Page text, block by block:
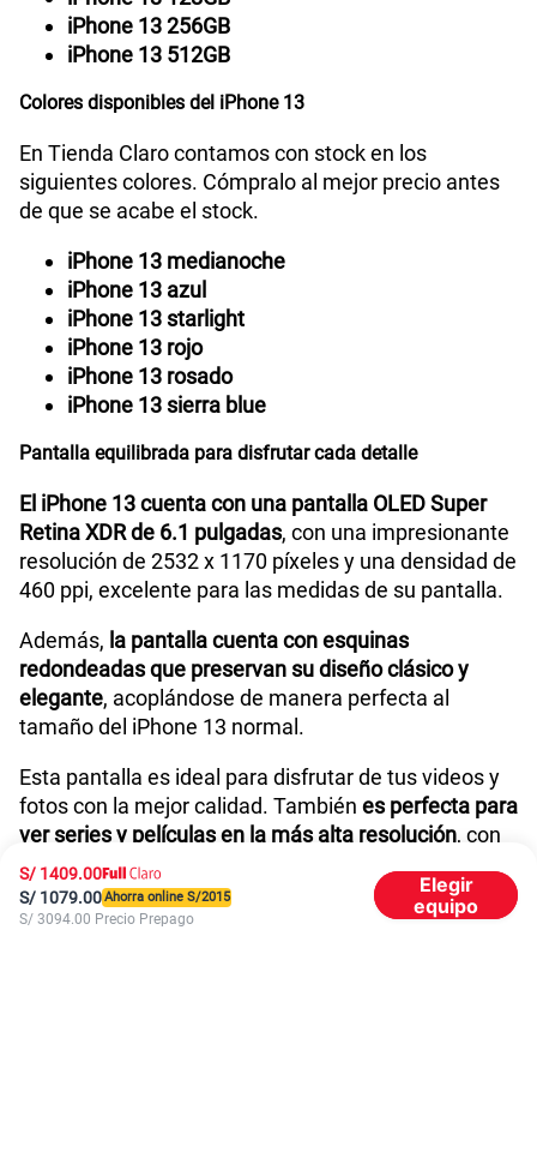
Cámara de fotos Frontal
Capacidad Memoria Interna 128 GB / 256 GB / 512 GB
Reconocimiento Facial
la caja
Lightning - Documentación
Carga
rápida
Hasta un 50% de carga en 30 minutos10 con un
adaptador de 20 W o superior (se vende por
separado)
Potencia en Watts
Compatibilidad con eSIM Sí
iPhone 13 256GB
iPhone 13 512GB
Colores disponibles del iPhone 13
En Tienda Claro contamos con stock en los
siguientes colores. Cómpralo al mejor precio antes
de que se acabe el stock.
iPhone 13 medianoche
iPhone 13 azul
iPhone 13 starlight
iPhone 13 rojo
iPhone 13 rosado
iPhone 13 sierra blue
Pantalla equilibrada para disfrutar cada detalle
El iPhone 13 cuenta con una pantalla OLED Super
Retina XDR de 6.1 pulgadas, con una impresionante
resolución de 2532 x 1170 píxeles y una densidad de
460 ppi, excelente para las medidas de su pantalla.
Además, la pantalla cuenta con esquinas
redondeadas que preservan su diseño clásico y
elegante, acoplándose de manera perfecta al
tamaño del iPhone 13 normal.
Esta pantalla es ideal para disfrutar de tus videos y
fotos con la mejor calidad. También es perfecta para
ver series y películas en la más alta resolución, con
tonos y brillos óptimos para una experiencia de
entretenimiento inigualable.
S/ 1409.00
S/ 1079.00Ahorra online S/2015
S/ 3094.00 Precio Prepago
Elegir
equipo